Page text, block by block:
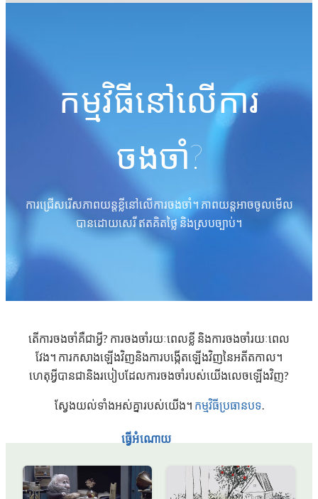
ធ្វើអំណោយ
កម្មវិធីនៅលើការ
ចងចាំ?
ការជ្រើសរើសភាពយន្តខ្លីនៅលើការចងចាំ។ ភាពយន្តអាចចូលមើល
បានដោយសេរី ឥតគិតថ្លៃ និងស្របច្បាប់។
តើការចងចាំគឺជាអ្វី? ការចងចាំរយៈពេលខ្លី និងការចងចាំរយៈពេល
វែង។ ការកសាងឡើងវិញនិងការបង្កើតឡើងវិញនៃអតីតកាល។
ហេតុអ្វី​បាន​ជា​និង​របៀប​ដែល​ការ​ចងចាំ​របស់​យើង​លេច​ឡើង​វិញ?
ស្វែងយល់ទាំងអស់គ្នារបស់យើង។ កម្មវិធីប្រធានបទ.